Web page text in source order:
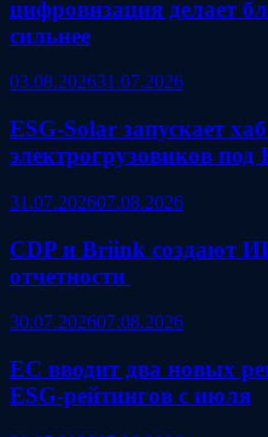
цифровизация делает
сильнее
03.08.202631.07.2026
ESG‑Solar запускает
электрогрузовиков под
31.07.202607.08.2026
CDP и Briink создают
отчетности
30.07.202607.08.2026
ЕС вводит два новых
ESG‑рейтингов с июля